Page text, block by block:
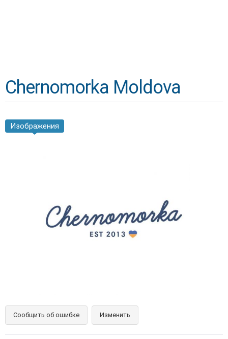
Chernomorka Moldova
Изображения
Сообщить об ошибке Изменить